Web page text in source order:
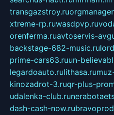
transgazstroy.ru
xtreme-rp.ruwasdpvp.ru
orenferma.ruavtoservis-
backstage-682-music.ru
prime-cars63.ruun-
legardoauto.rulithasa.ru
kinozadrot-3.ruqr-plus-
udalenka-club.ru
dash-cash-now.ru